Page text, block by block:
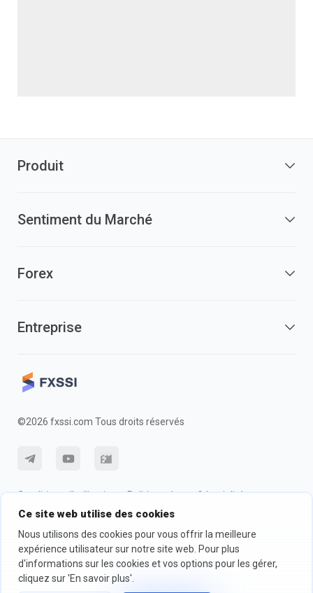
Ce site web utilise des cookies
Nous utilisons des cookies pour vous offrir la meilleure
expérience utilisateur sur notre site web. Pour plus
d'informations sur les cookies et vos options pour les gérer,
cliquez sur 'En savoir plus'.
Produit
Sentiment du Marché
Forex
Entreprise
©2026 fxssi.com Tous droits réservés
Conditions d'utilisation
Politique de confidentialité
Information sur les risques
Politique des cookie
Site Web exploité par FXSSI LTD Numéro d'enregistrement : 13534801
(Angleterre) | 71-75 Shelton Street, London, England, WC2H 9JQ